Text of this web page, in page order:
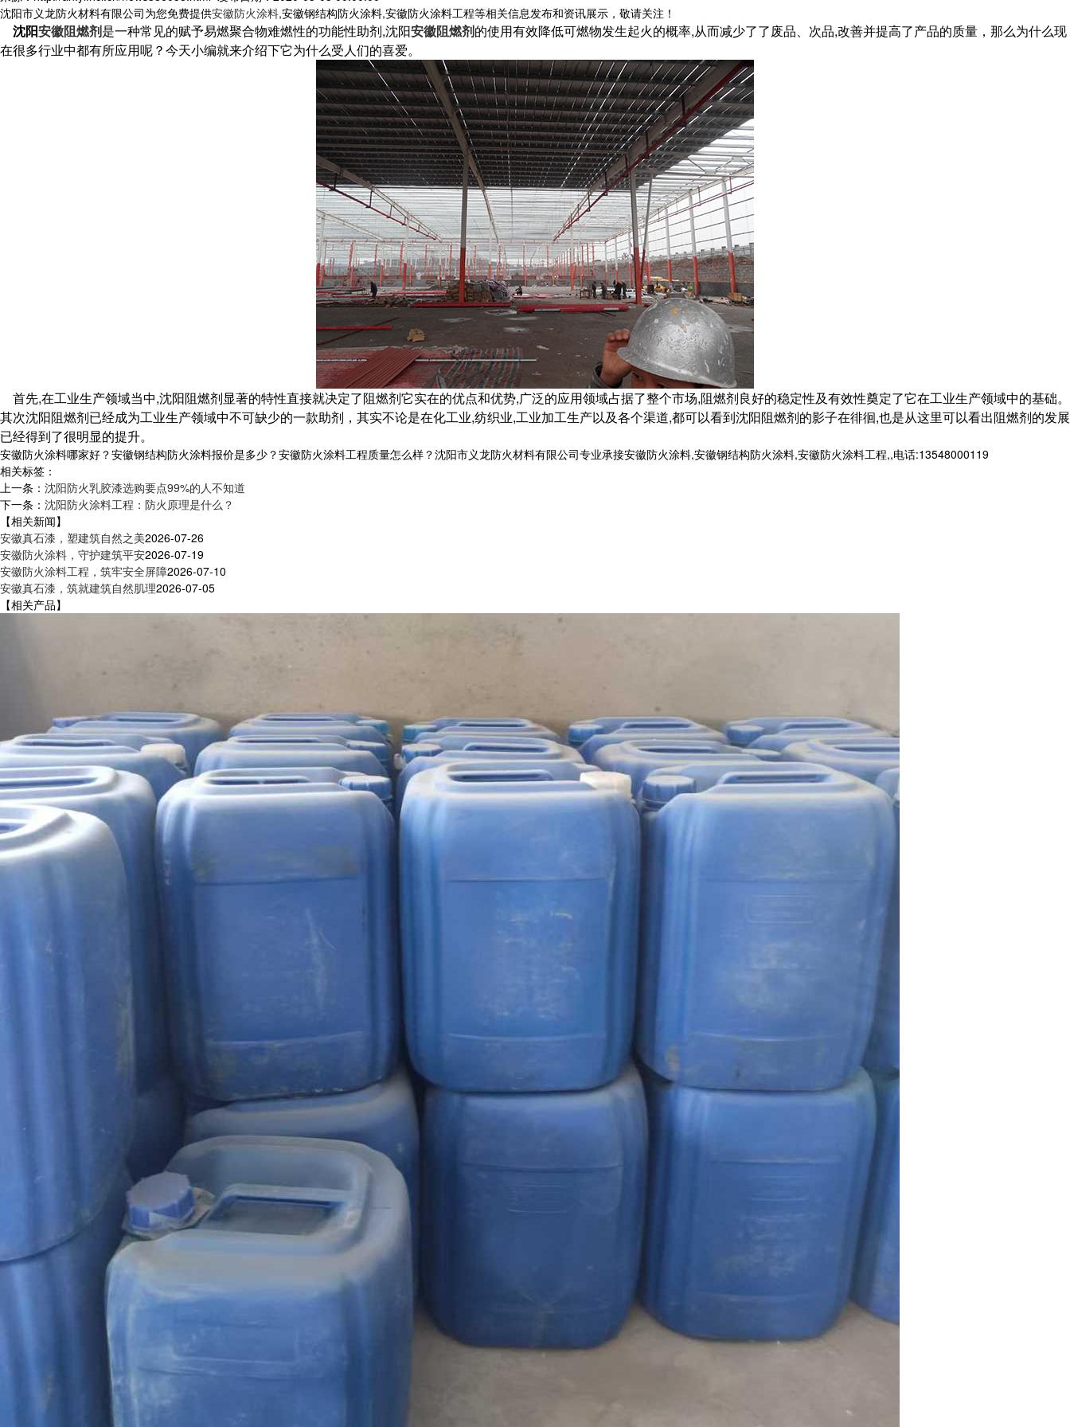
沈阳市义龙防火材料有限公司为您免费提供安徽防火涂料,安徽钢结构防火涂料,安徽防火涂料工程等相关信息发布和资讯展示，敬请关注！
沈阳安徽阻燃剂是一种常见的赋予易燃聚合物难燃性的功能性助剂,沈阳安徽阻燃剂的使用有效降低可燃物发生起火的概率,从而减少了了废品、次品,改善并提高了产品的质量，那么为什么现
在很多行业中都有所应用呢？今天小编就来介绍下它为什么受人们的喜爱。
首先,在工业生产领域当中,沈阳阻燃剂显著的特性直接就决定了阻燃剂它实在的优点和优势,广泛的应用领域占据了整个市场,阻燃剂良好的稳定性及有效性奠定了它在工业生产领域中的基础。
其次沈阳阻燃剂已经成为工业生产领域中不可缺少的一款助剂，其实不论是在化工业,纺织业,工业加工生产以及各个渠道,都可以看到沈阳阻燃剂的影子在徘徊,也是从这里可以看出阻燃剂的发展
已经得到了很明显的提升。
安徽防火涂料哪家好？安徽钢结构防火涂料报价是多少？安徽防火涂料工程质量怎么样？沈阳市义龙防火材料有限公司专业承接安徽防火涂料,安徽钢结构防火涂料,安徽防火涂料工程,,电话:13548000119
相关标签：
上一条： 沈阳防火乳胶漆选购要点99%的人不知道
下一条： 沈阳防火涂料工程：防火原理是什么？
【相关新闻】
安徽真石漆，塑建筑自然之美2026-07-26
安徽防火涂料，守护建筑平安2026-07-19
安徽防火涂料工程，筑牢安全屏障2026-07-10
安徽真石漆，筑就建筑自然肌理2026-07-05
【相关产品】